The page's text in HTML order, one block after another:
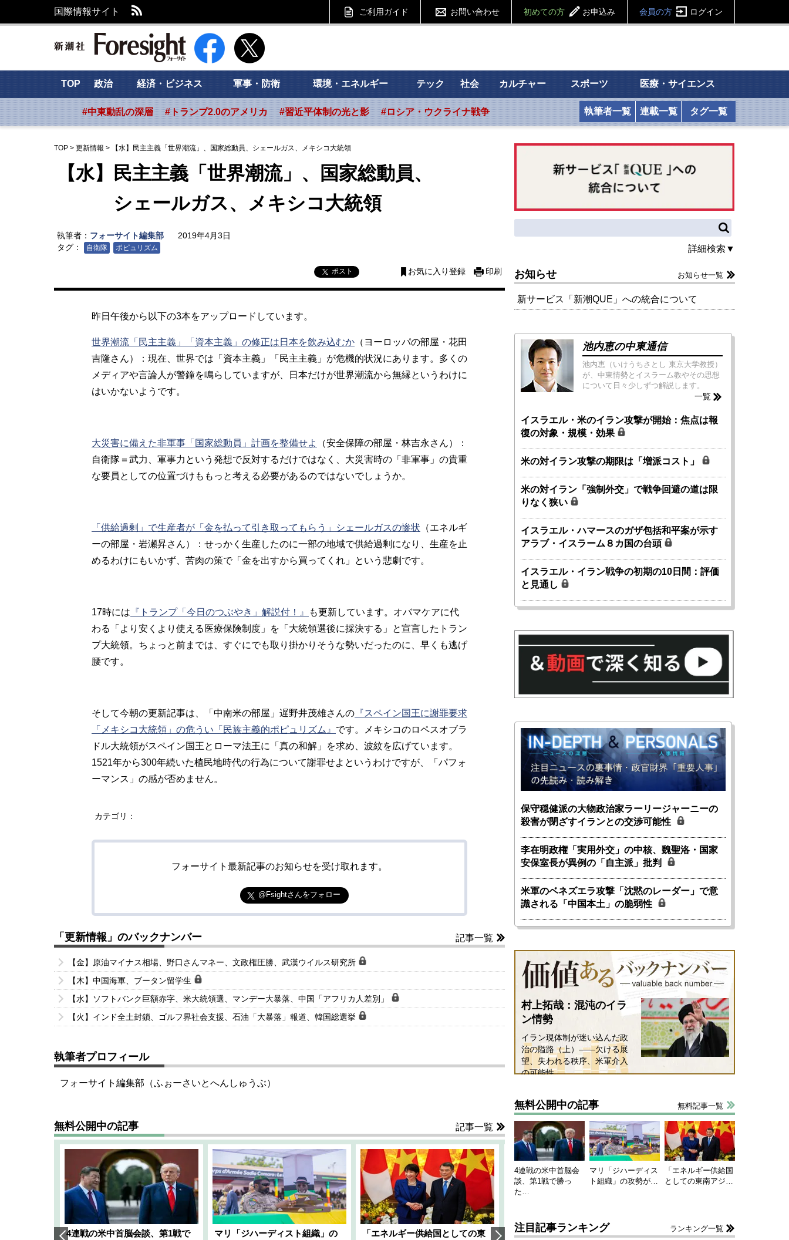
国際情報サイト ご利用ガイド お問い合わせ 初めての方 お申込み 会員の方 ログイン
新潮社 Foresight フォーサイト
TOP 政治 経済・ビジネス 軍事・防衛 環境・エネルギー テック 社会 カルチャー スポーツ 医療・サイエンス
#中東動乱の深層 #トランプ2.0のアメリカ #習近平体制の光と影 #ロシア・ウクライナ戦争 執筆者一覧 連載一覧 タグ一覧
TOP > 更新情報 > 【水】民主主義「世界潮流」、国家総動員、シェールガス、メキシコ大統領
【水】民主主義「世界潮流」、国家総動員、
シェールガス、メキシコ大統領
執筆者： フォーサイト編集部
2019年4月3日
タグ：
自衛隊 ポピュリズム
ポスト お気に入り登録 印刷
昨日午後から以下の3本をアップロードしています。
世界潮流「民主主義」「資本主義」の修正は日本を飲み込むか （ヨーロッパの部屋・花田
吉隆さん）：現在、世界では「資本主義」「民主主義」が危機的状況にあります。多くの
メディアや言論人が警鐘を鳴らしていますが、日本だけが世界潮流から無縁というわけに
はいかないようです。
大災害に備えた非軍事「国家総動員」計画を整備せよ
（安全保障の部屋・林吉永さん）：
自衛隊＝武力、軍事力という発想で反対するだけではなく、大災害時の「非軍事」の貴重
な要員としての位置づけももっと考える必要があるのではないでしょうか。
「供給過剰」で生産者が「金を払って引き取ってもらう」シェールガスの惨状 （エネルギ
ーの部屋・岩瀬昇さん）：せっかく生産したのに一部の地域で供給過剰になり、生産を止
めるわけにもいかず、苦肉の策で「金を出すから買ってくれ」という悲劇です。
17時には 『トランプ「今日のつぶやき」解説付！』
も更新しています。オバマケアに代
わる「より安くより使える医療保険制度」を「大統領選後に採決する」と宣言したトラン
プ大統領。ちょっと前までは、すぐにでも取り掛かりそうな勢いだったのに、早くも逃げ
腰です。
そして今朝の更新記事は、「中南米の部屋」遅野井茂雄さんの 『スペイン国王に謝罪要求
「メキシコ大統領」の危うい「民族主義的ポピュリズム』 です。メキシコのロペスオブラ
ドル大統領がスペイン国王とローマ法王に「真の和解」を求め、波紋を広げています。
1521年から300年続いた植民地時代の行為について謝罪せよというわけですが、「パフォ
ーマンス」の感が否めません。
カテゴリ：
フォーサイト最新記事のお知らせを受け取れます。
@Fsightさんをフォロー
「更新情報」のバックナンバー 記事一覧
【金】原油マイナス相場、野口さんマネー、文政権圧勝、武漢ウイルス研究所
【木】中国海軍、ブータン留学生
【水】ソフトバンク巨額赤字、米大統領選、マンデー大暴落、中国「アフリカ人差別」
【火】インド全土封鎖、ゴルフ界社会支援、石油「大暴落」報道、韓国総選挙
執筆者プロフィール
フォーサイト編集部（ふぉーさいとへんしゅうぶ）
無料公開中の記事 記事一覧
4連戦の米中首脳会談、第1戦で
マリ「ジハーディスト組織」の
「エネルギー供給国としての東
韓国にも理解してほしい「極東
ホルムズ海峡危機で加速したエ
詳細検索▼
お知らせ お知らせ一覧
新サービス「新潮QUE」への統合について
池内恵の中東通信
池内恵（いけうちさとし 東京大学教授）
が、中東情勢とイスラーム教やその思想
について日々少しずつ解説します。
一覧
イスラエル・米のイラン攻撃が開始：焦点は報
復の対象・規模・効果
米の対イラン攻撃の期限は「増派コスト」
米の対イラン「強制外交」で戦争回避の道は限
りなく狭い
イスラエル・ハマースのガザ包括和平案が示す
アラブ・イスラーム８カ国の台頭
イスラエル・イラン戦争の初期の10日間：評価
と見通し
保守穏健派の大物政治家ラーリージャーニーの
殺害が閉ざすイランとの交渉可能性
李在明政権「実用外交」の中核、魏聖洛・国家
安保室長が異例の「自主派」批判
米軍のベネズエラ攻撃「沈黙のレーダー」で意
識される「中国本土」の脆弱性
村上拓哉：混沌のイラ
ン情勢
イラン現体制が迷い込んだ政
治の隘路（上）――欠ける展
望、失われる秩序、米軍介入
の可能性
無料公開中の記事 無料記事一覧
4連戦の米中首脳会
談、第1戦で勝っ
た…
マリ「ジハーディス
ト組織」の攻勢が…
「エネルギー供給国
としての東南アジ…
注目記事ランキング ランキング一覧